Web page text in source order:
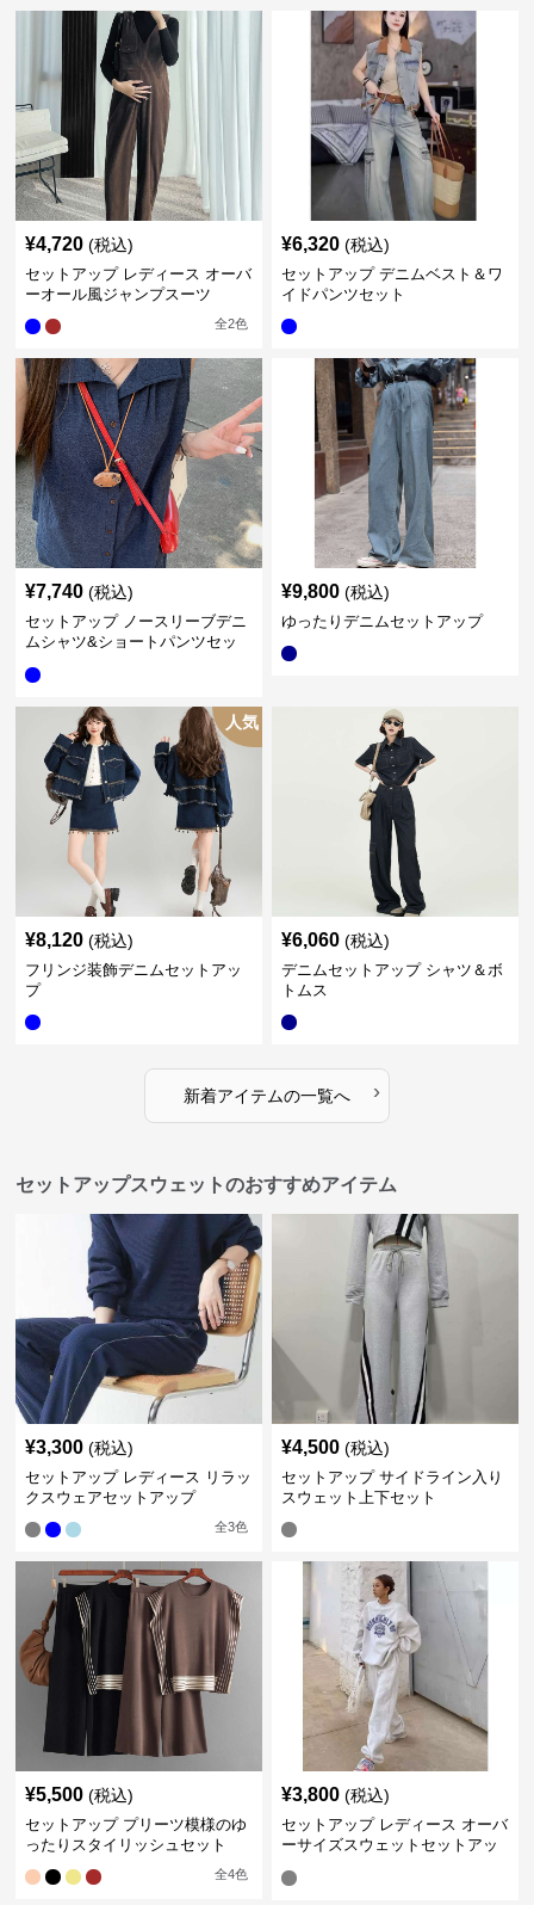
¥4,720 (税込)
セットアップ レディース オーバ
ーオール風ジャンプスーツ
全2色
¥6,320 (税込)
セットアップ デニムベスト＆ワ
イドパンツセット
¥7,740 (税込)
セットアップ ノースリーブデニ
ムシャツ&ショートパンツセッ
¥9,800 (税込)
ゆったりデニムセットアップ
人気
¥8,120 (税込)
フリンジ装飾デニムセットアッ
プ
¥6,060 (税込)
デニムセットアップ シャツ＆ボ
トムス
新着アイテムの一覧へ ›
セットアップスウェットのおすすめアイテム
¥3,300 (税込)
セットアップ レディース リラッ
クスウェアセットアップ
全3色
¥4,500 (税込)
セットアップ サイドライン入り
スウェット上下セット
¥5,500 (税込)
セットアップ プリーツ模様のゆ
ったりスタイリッシュセット
全4色
¥3,800 (税込)
セットアップ レディース オーバ
ーサイズスウェットセットアッ